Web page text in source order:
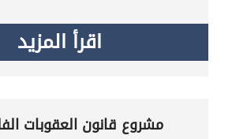
اقرأ المزيد
مشروع قانون العقوبات